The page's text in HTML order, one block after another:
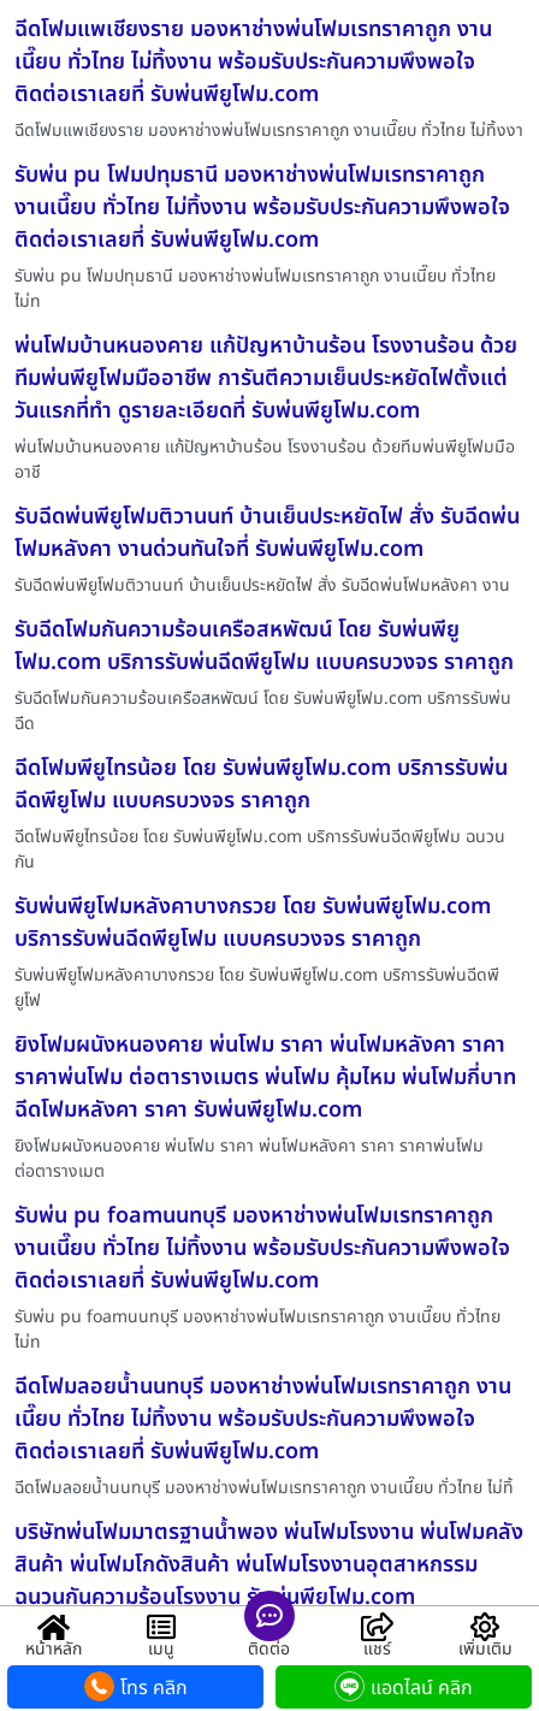
ฉีดโฟมแพเชียงราย มองหาช่างพ่นโฟมเรทราคาถูก งาน
เนี๊ยบ ทั่วไทย ไม่ทิ้งงาน พร้อมรับประกันความพึงพอใจ
ติดต่อเราเลยที่ รับพ่นพียูโฟม.com
ฉีดโฟมแพเชียงราย มองหาช่างพ่นโฟมเรทราคาถูก งานเนี๊ยบ ทั่วไทย ไม่ทิ้งงา
รับพ่น pu โฟมปทุมธานี มองหาช่างพ่นโฟมเรทราคาถูก
งานเนี๊ยบ ทั่วไทย ไม่ทิ้งงาน พร้อมรับประกันความพึงพอใจ
ติดต่อเราเลยที่ รับพ่นพียูโฟม.com
รับพ่น pu โฟมปทุมธานี มองหาช่างพ่นโฟมเรทราคาถูก งานเนี๊ยบ ทั่วไทย
ไม่ท
พ่นโฟมบ้านหนองคาย แก้ปัญหาบ้านร้อน โรงงานร้อน ด้วย
ทีมพ่นพียูโฟมมืออาชีพ การันตีความเย็นประหยัดไฟตั้งแต่
วันแรกที่ทำ ดูรายละเอียดที่ รับพ่นพียูโฟม.com
พ่นโฟมบ้านหนองคาย แก้ปัญหาบ้านร้อน โรงงานร้อน ด้วยทีมพ่นพียูโฟมมือ
อาชี
รับฉีดพ่นพียูโฟมติวานนท์ บ้านเย็นประหยัดไฟ สั่ง รับฉีดพ่น
โฟมหลังคา งานด่วนทันใจที่ รับพ่นพียูโฟม.com
รับฉีดพ่นพียูโฟมติวานนท์ บ้านเย็นประหยัดไฟ สั่ง รับฉีดพ่นโฟมหลังคา งาน
รับฉีดโฟมกันความร้อนเครือสหพัฒน์ โดย รับพ่นพียู
โฟม.com บริการรับพ่นฉีดพียูโฟม แบบครบวงจร ราคาถูก
รับฉีดโฟมกันความร้อนเครือสหพัฒน์ โดย รับพ่นพียูโฟม.com บริการรับพ่น
ฉีด
ฉีดโฟมพียูไทรน้อย โดย รับพ่นพียูโฟม.com บริการรับพ่น
ฉีดพียูโฟม แบบครบวงจร ราคาถูก
ฉีดโฟมพียูไทรน้อย โดย รับพ่นพียูโฟม.com บริการรับพ่นฉีดพียูโฟม ฉนวน
กัน
รับพ่นพียูโฟมหลังคาบางกรวย โดย รับพ่นพียูโฟม.com
บริการรับพ่นฉีดพียูโฟม แบบครบวงจร ราคาถูก
รับพ่นพียูโฟมหลังคาบางกรวย โดย รับพ่นพียูโฟม.com บริการรับพ่นฉีดพี
ยูโฟ
ยิงโฟมผนังหนองคาย พ่นโฟม ราคา พ่นโฟมหลังคา ราคา
ราคาพ่นโฟม ต่อตารางเมตร พ่นโฟม คุ้มไหม พ่นโฟมกี่บาท
ฉีดโฟมหลังคา ราคา รับพ่นพียูโฟม.com
ยิงโฟมผนังหนองคาย พ่นโฟม ราคา พ่นโฟมหลังคา ราคา ราคาพ่นโฟม
ต่อตารางเมต
รับพ่น pu foamนนทบุรี มองหาช่างพ่นโฟมเรทราคาถูก
งานเนี๊ยบ ทั่วไทย ไม่ทิ้งงาน พร้อมรับประกันความพึงพอใจ
ติดต่อเราเลยที่ รับพ่นพียูโฟม.com
รับพ่น pu foamนนทบุรี มองหาช่างพ่นโฟมเรทราคาถูก งานเนี๊ยบ ทั่วไทย
ไม่ท
ฉีดโฟมลอยน้ำนนทบุรี มองหาช่างพ่นโฟมเรทราคาถูก งาน
เนี๊ยบ ทั่วไทย ไม่ทิ้งงาน พร้อมรับประกันความพึงพอใจ
ติดต่อเราเลยที่ รับพ่นพียูโฟม.com
ฉีดโฟมลอยน้ำนนทบุรี มองหาช่างพ่นโฟมเรทราคาถูก งานเนี๊ยบ ทั่วไทย ไม่ทิ้
บริษัทพ่นโฟมมาตรฐานน้ำพอง พ่นโฟมโรงงาน พ่นโฟมคลัง
สินค้า พ่นโฟมโกดังสินค้า พ่นโฟมโรงงานอุตสาหกรรม
ฉนวนกันความร้อนโรงงาน รับพ่นพียูโฟม.com
บริษัทพ่นโฟมมาตรฐานน้ำพอง พ่นโฟมโรงงาน พ่นโฟมคลังสินค้า พ่นโฟม
โกดังสิน
พ่นโฟมหลังคากุมภวาปี พ่นโฟมกันร้อนโรงงาน พ่นโฟม
หน้าหลัก เมนู ติดต่อ แชร์ เพิ่มเติม
โทร คลิก แอดไลน์ คลิก